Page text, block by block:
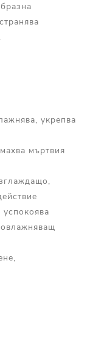
укрепва
мъртвия